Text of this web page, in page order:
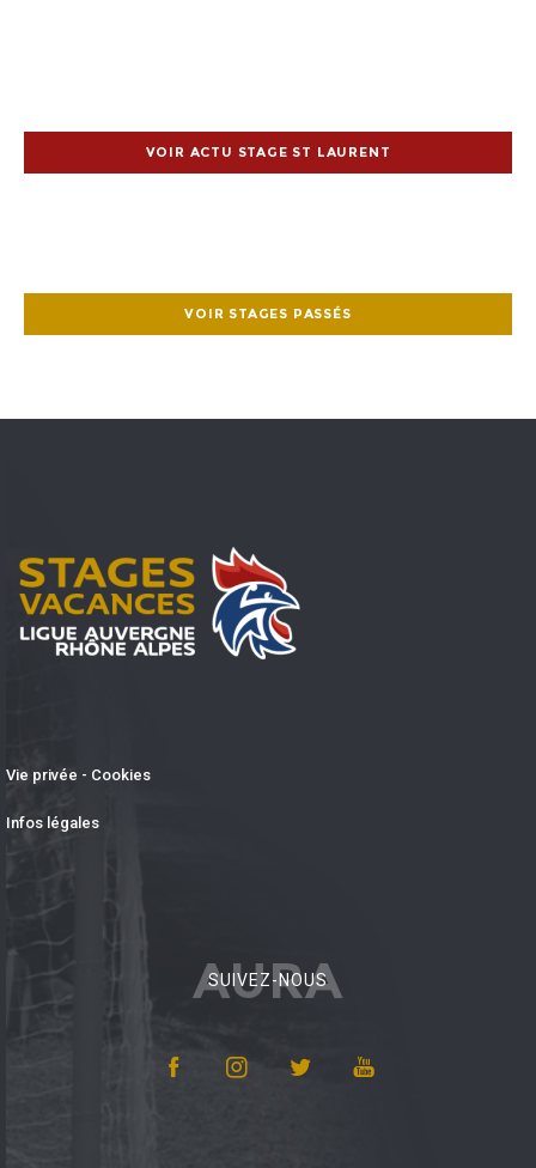
VOIR ACTU STAGE ST LAURENT
VOIR STAGES PASSÉS
Vie privée - Cookies
Infos légales
AURA
SUIVEZ-NOUS